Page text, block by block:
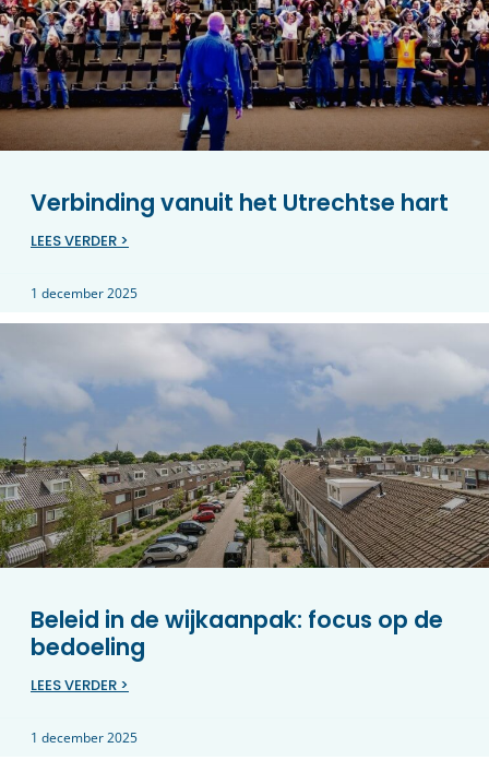
Verbinding vanuit het Utrechtse hart
LEES VERDER >
1 december 2025
Beleid in de wijkaanpak: focus op de
bedoeling
LEES VERDER >
1 december 2025